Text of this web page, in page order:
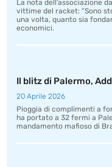
La nota dell’associazione
vittime del racket: “Sono
una volta, quanto sia
economici.
Il blitz di Palermo,
20 Aprile 2026
Pioggia di complimenti a
ha portato a 32 fermi a
mandamento mafioso di